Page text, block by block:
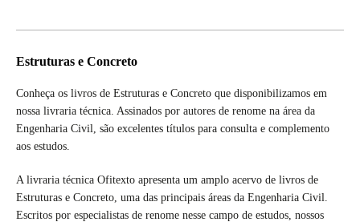
Estruturas e Concreto
Conheça os livros de Estruturas e Concreto que disponibilizamos em
nossa livraria técnica. Assinados por autores de renome na área da
Engenharia Civil, são excelentes títulos para consulta e complemento
aos estudos.
A livraria técnica Ofitexto apresenta um amplo acervo de livros de
Estruturas e Concreto, uma das principais áreas da Engenharia Civil.
Escritos por especialistas de renome nesse campo de estudos, nossos